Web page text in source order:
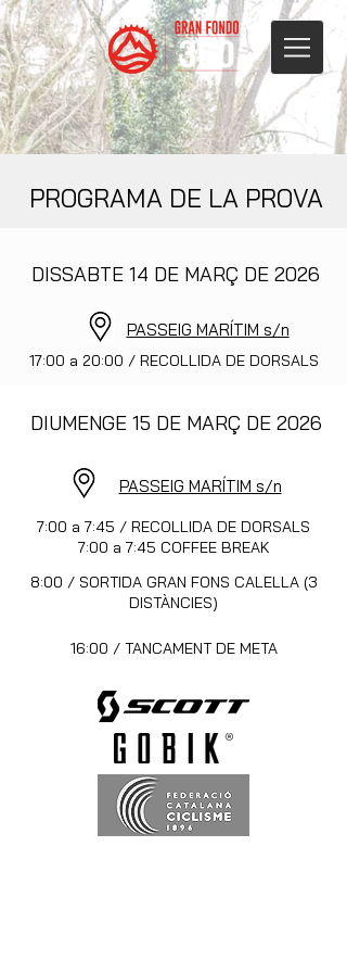
PROGRAMA DE LA PROVA
DISSABTE 14 DE MARÇ DE 2026
PASSEIG MARÍTIM s/n
17:00 a 20:00 / RECOLLIDA DE DORSALS
DIUMENGE 15 DE MARÇ DE 2026
PASSEIG MARÍTIM s/n
7:00 a 7:45 / RECOLLIDA DE DORSALS
7:00 a 7:45 COFFEE BREAK
8:00 / SORTIDA GRAN FONS CALELLA (3
DISTÀNCIES)
16:00 / TANCAMENT DE META